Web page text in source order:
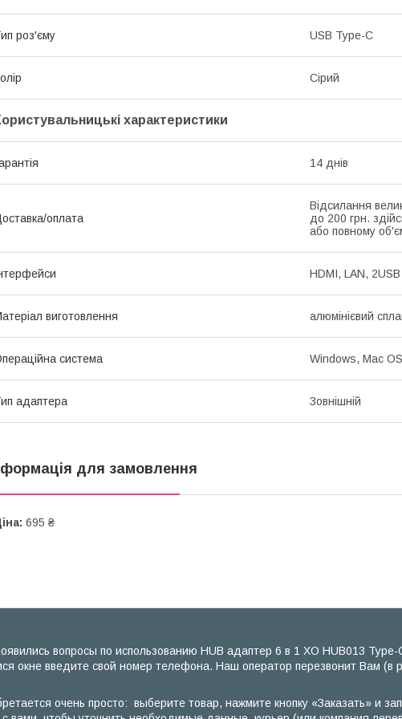
роз'єму USB Type-C
Сірий
характеристики
14 днів
оплата
Відсилання
до 200 грн.
або повному
HDMI, LAN,
виготовлення алюмінієвий
система Windows, Mac
адаптера Зовнішній
для замовлення
695 ₴
вопросы по использованию HUB адаптер 6 в 1 XO HUB013 Type-
окне введите свой номер телефона. Наш оператор перезвонит Вам (в
очень просто: выберите товар, нажмите кнопку «Заказать» и